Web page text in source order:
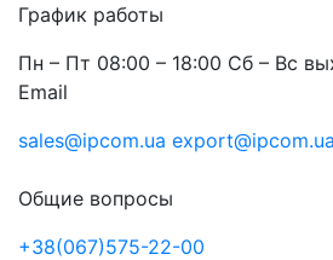
График работы
Пн – Пт 08:00 – 18:00 Сб – Вс
Email
sales@ipcom.ua export@ipcom.ua
Общие вопросы
+38(067)575-22-00